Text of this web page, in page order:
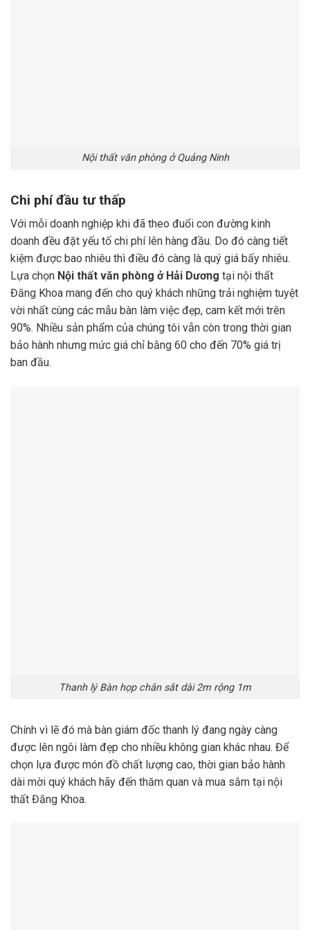
Nội thất văn phòng ở Quảng Ninh
Chi phí đầu tư thấp
Với mỗi doanh nghiệp khi đã theo đuổi con đường kinh
doanh đều đặt yếu tố chi phí lên hàng đầu. Do đó càng tiết
kiệm được bao nhiêu thì điều đó càng là quý giá bấy nhiêu.
Lựa chọn Nội thất văn phòng ở Hải Dương tại nội thất
Đăng Khoa mang đến cho quý khách những trải nghiệm tuyệt
vời nhất cùng các mẫu bàn làm việc đẹp, cam kết mới trên
90%. Nhiều sản phẩm của chúng tôi vẫn còn trong thời gian
bảo hành nhưng mức giá chỉ bằng 60 cho đến 70% giá trị
ban đầu.
Thanh lý Bàn họp chân sắt dài 2m rộng 1m
Chính vì lẽ đó mà bàn giám đốc thanh lý đang ngày càng
được lên ngôi làm đẹp cho nhiều không gian khác nhau. Để
chọn lựa được món đồ chất lượng cao, thời gian bảo hành
dài mời quý khách hãy đến thăm quan và mua sắm tại nội
thất Đăng Khoa.